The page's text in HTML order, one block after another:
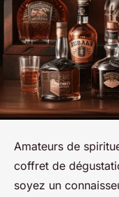
Amateurs de
coffret de
soyez un